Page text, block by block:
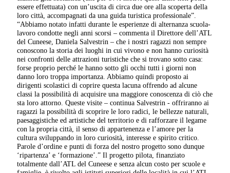
essere effettuata) con un’uscita di circa due ore alla scoperta della
loro città, accompagnati da una guida turistica professionale”.
“Abbiamo notato infatti durante le esperienze di alternanza scuola-
lavoro condotte negli anni scorsi – commenta il Direttore dell’ATL
del Cuneese, Daniela Salvestrin – che i nostri ragazzi non sempre
conoscono la storia dei luoghi in cui vivono e non hanno curiosità
nei confronti delle attrazioni turistiche che si trovano sotto casa:
forse proprio perché le hanno sotto gli occhi tutti i giorni non
danno loro troppa importanza. Abbiamo quindi proposto ai
dirigenti scolastici di coprire questa lacuna offrendo ad alcune
classi la possibilità di acquisire una maggiore conoscenza di ciò che
sta loro attorno. Queste visite – continua Salvestrin - offriranno ai
ragazzi la possibilità di scoprire le loro radici, le bellezze naturali,
paesaggistiche ed artistiche del territorio e di rafforzare il legame
con la propria città, il senso di appartenenza e l’amore per la
cultura sviluppando in loro curiosità, interesse e spirito critico.
Parole d’ordine e punti di forza del nostro progetto sono dunque
‘ripartenza’ e ‘formazione’.” Il progetto pilota, finanziato
totalmente dall’ATL del Cuneese e senza alcun costo per scuole e